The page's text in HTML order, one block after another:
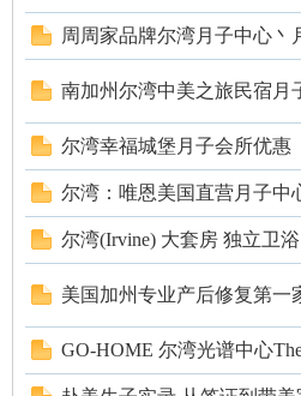
周周家品牌尔湾月子中心丶
南加州尔湾中美之旅民宿月
尔湾幸福城堡月子会所优惠
尔湾：唯恩美国直营月子中
尔湾(Irvine) 大套房 独立卫
美国加州专业产后修复第一
GO-HOME 尔湾光谱中心